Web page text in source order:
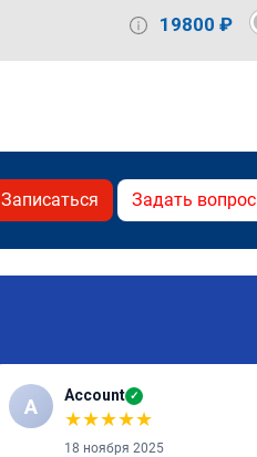
19800 ₽
Записаться Задать вопрос
A Account ✓
★★★★★
18 ноября 2025